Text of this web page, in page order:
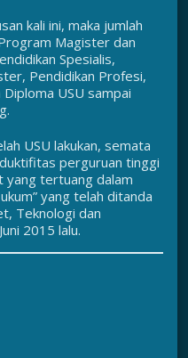
kali ini, maka jumlah
Magister dan
Spesialis,
Pendidikan Profesi,
USU sampai
USU lakukan, semata
perguruan tinggi
yang tertuang dalam
yang telah ditanda
Teknologi dan
2015 lalu.